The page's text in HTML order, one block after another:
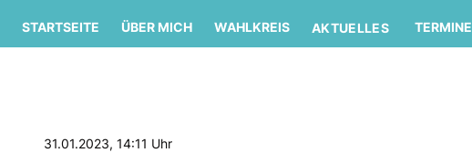
STARTSEITE ÜBER MICH WAHLKREIS AKTUELLES TERMINE
31.01.2023, 14:11 Uhr